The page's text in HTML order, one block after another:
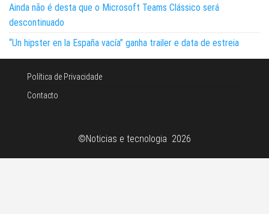
Ainda não é desta que o Microsoft Teams Clássico será
descontinuado
“Un hipster en la España vacía” ganha trailer e data de estreia
Política de Privacidade
Contacto
©Noticias e tecnologia 2026